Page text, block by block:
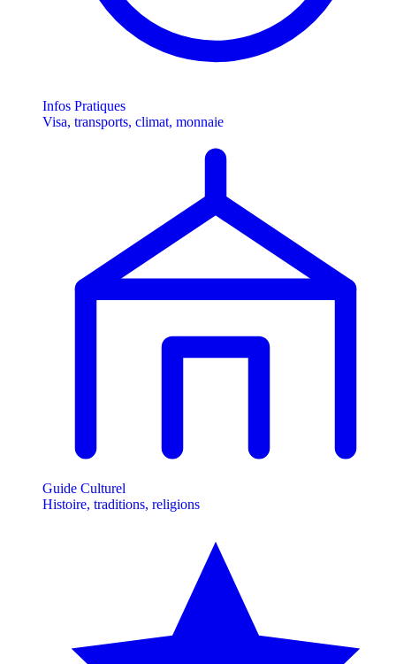
Infos Pratiques
Visa, transports, climat, monnaie
Guide Culturel
Histoire, traditions, religions